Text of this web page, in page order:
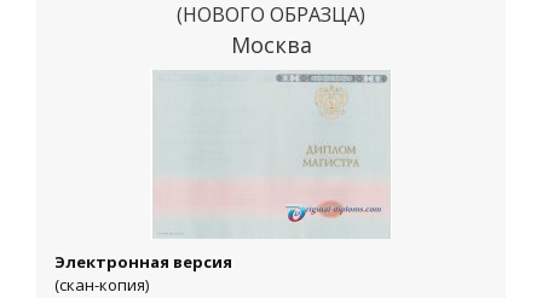
(НОВОГО ОБРАЗЦА)
Москва
Электронная версия
(скан-копия)